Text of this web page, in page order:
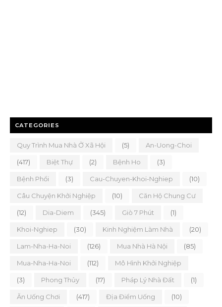
CATEGORIES
Quy Trình Mua Nhà Ở Xã Hội (5) An-Uong-Choi
(417) Biệt Thự (2) Bệnh Ho (3)
Bệnh Phổi (3) Cau-Chuyen-Khoi-Nghiep (10)
Câu Chuyện Khởi Nghiệp (10) Căn Hộ Chung Cư
(12) Dia-Diem (345) Giò 7 Phút (1)
Khoi-Nghiep (30) Kinh Nghiệm Làm Nhà (20)
Lam-Nha-Ha-Noi (126) Mua Nhà Hà Nội (85)
Mua-Nha-Ha-Noi (112) Mô Hình Khởi Nghiệp
(3) Phong Thủy (17) Pháp Lý Nhà Đất (1)
Ăn Uống Chơi (417) Địa Điểm Uống (10)